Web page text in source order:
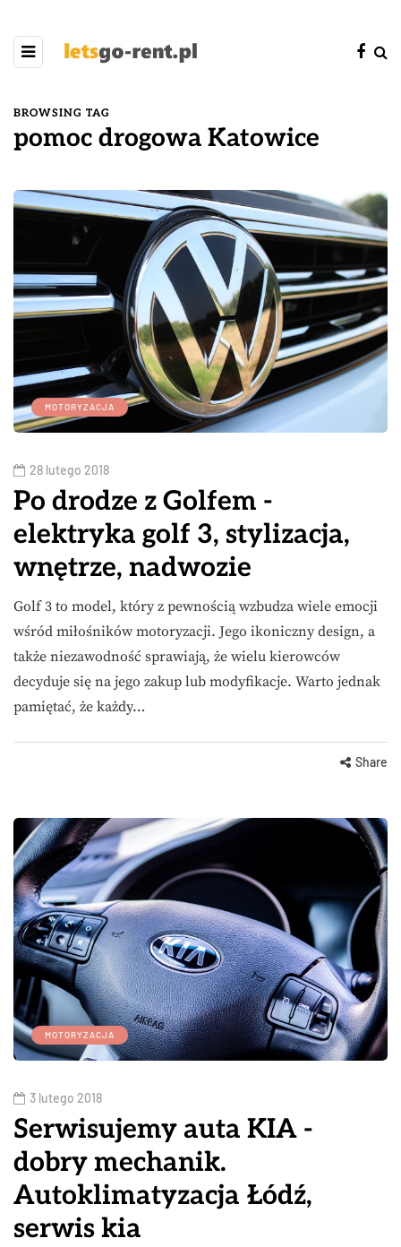
BROWSING TAG
pomoc drogowa Katowice
MOTORYZACJA
28 lutego 2018
Po drodze z Golfem -
elektryka golf 3, stylizacja,
wnętrze, nadwozie
Golf 3 to model, który z pewnością wzbudza wiele emocji
wśród miłośników motoryzacji. Jego ikoniczny design, a
także niezawodność sprawiają, że wielu kierowców
decyduje się na jego zakup lub modyfikacje. Warto jednak
pamiętać, że każdy…
Share
MOTORYZACJA
3 lutego 2018
Serwisujemy auta KIA -
dobry mechanik.
Autoklimatyzacja Łódź,
serwis kia